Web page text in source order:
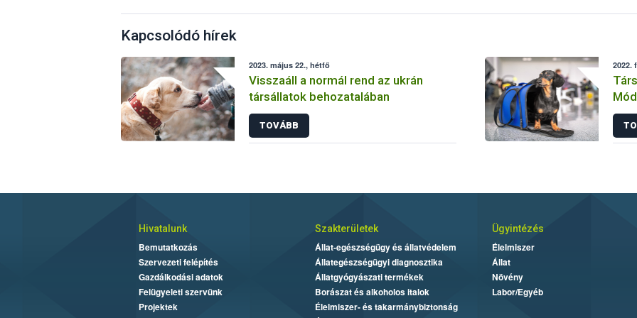
Kapcsolódó hírek
2023. május 22., hétfő
Visszaáll a normál rend az ukrán
társállatok behozatalában
TOVÁBB
2022.
Hivatalunk
Bemutatkozás
Szervezeti felépítés
Gazdálkodási adatok
Felügyeleti szervünk
Projektek
Szakterületek
Állat-egészségügy és állatvédelem
Állategészségügyi diagnosztika
Állatgyógyászati termékek
Borászat és alkoholos italok
Élelmiszer- és takarmánybiztonság
Ügyintézés
Élelmiszer
Állat
Növény
Labor/Egyéb